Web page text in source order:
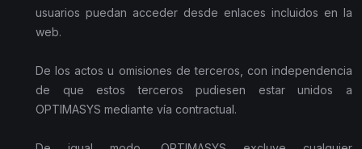
usuarios puedan acceder desde enlaces incluidos en la
web.
De los actos u omisiones de terceros, con independencia
de que estos terceros pudiesen estar unidos a
OPTIMASYS mediante vía contractual.